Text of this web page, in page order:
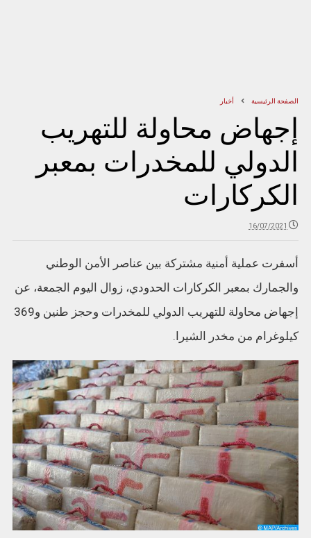
الصفحة الرئيسية أخبار
إجهاض محاولة للتهريب
الدولي للمخدرات بمعبر
الكركارات
16/07/2021
أسفرت عملية أمنية مشتركة بين عناصر الأمن الوطني
والجمارك بمعبر الكركارات الحدودي، زوال اليوم الجمعة، عن
إجهاض محاولة للتهريب الدولي للمخدرات وحجز طنين و369
كيلوغرام من مخدر الشيرا.